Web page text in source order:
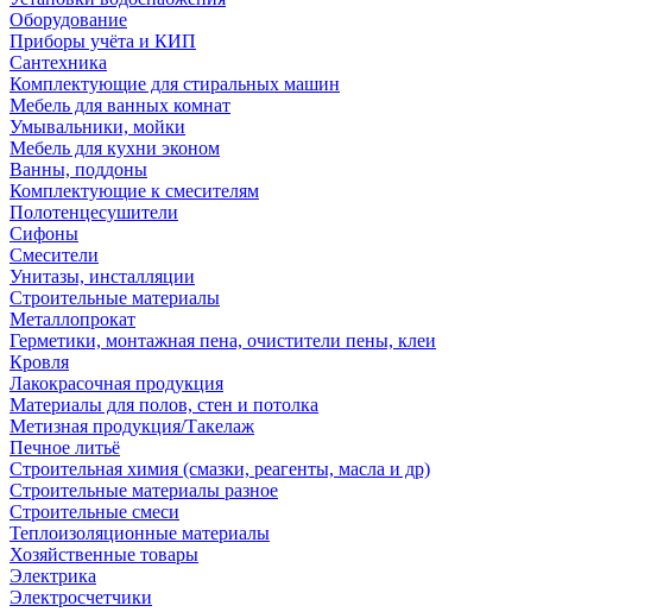
Оборудование
Приборы учёта и КИП
Сантехника
Комплектующие для стиральных машин
Мебель для ванных комнат
Умывальники, мойки
Мебель для кухни эконом
Ванны, поддоны
Комплектующие к смесителям
Полотенцесушители
Сифоны
Смесители
Унитазы, инсталляции
Строительные материалы
Металлопрокат
Герметики, монтажная пена, очистители пены, клеи
Кровля
Лакокрасочная продукция
Материалы для полов, стен и потолка
Метизная продукция/Такелаж
Печное литьё
Строительная химия (смазки, реагенты, масла и др)
Строительные материалы разное
Строительные смеси
Теплоизоляционные материалы
Хозяйственные товары
Электрика
Электросчетчики